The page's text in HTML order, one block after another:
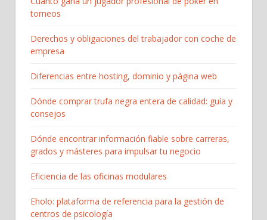
torneos
Derechos y obligaciones del trabajador con coche de
empresa
Diferencias entre hosting, dominio y página web
Dónde comprar trufa negra entera de calidad: guía y
consejos
Dónde encontrar información fiable sobre carreras,
grados y másteres para impulsar tu negocio
Eficiencia de las oficinas modulares
Eholo: plataforma de referencia para la gestión de
centros de psicología